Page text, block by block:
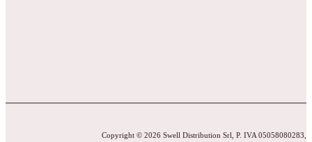
Copyright © 2026 Swell Distribution Srl, P. IVA 05058080283,